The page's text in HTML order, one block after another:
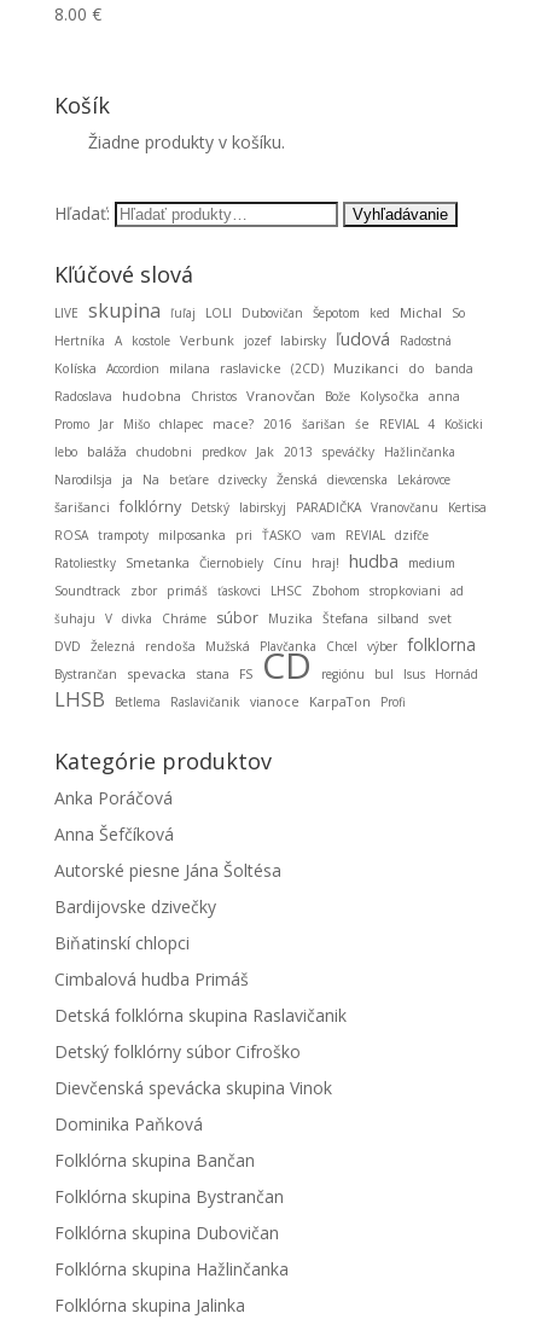
8.00 €
Košík
Žiadne produkty v košíku.
Hľadať:
Kľúčové slová
LIVE skupina ľuľaj LOLI Dubovičan Šepotom ked Michal
So
Hertníka
A kostole Verbunk jozef labirsky ľudová
Radostná
Kolíska
Accordion milana raslavicke (2CD) Muzikanci do
banda
Radoslava
hudobna Christos Vranovčan Bože Kolysočka
anna
Promo
Jar Mišo chlapec mace? 2016 šarišan śe REVIAL 4
Košicki
lebo
baláža chudobni predkov Jak 2013 speváčky
Hažlinčanka
Narodilsja
ja Na beťare dzivecky Ženská dievcenska
Lekárovce
šarišanci
folklórny Detský labirskyj PARADIČKA Vranovčanu
Kertisa
ROSA trampoty milposanka pri ŤASKO vam REVIAL dzifče
Ratoliestky
Smetanka Čiernobiely Cínu hraj! hudba
medium
Soundtrack
zbor primáš ťaskovci LHSC Zbohom stropkoviani
ad
šuhaju
V divka Chráme súbor Muzika Štefana silband
svet
DVD
Železná rendoša Mužská Plavčanka Chcel výber folklorna
Bystrančan spevacka stana FS CD regiónu bul Isus Hornád
LHSB Betlema Raslavičanik vianoce KarpaTon Profi
Kategórie produktov
Anka Poráčová
Anna Šefčíková
Autorské piesne Jána Šoltésa
Bardijovske dzivečky
Biňatinskí chlopci
Cimbalová hudba Primáš
Detská folklórna skupina Raslavičanik
Detský folklórny súbor Cifroško
Dievčenská spevácka skupina Vinok
Dominika Paňková
Folklórna skupina Bančan
Folklórna skupina Bystrančan
Folklórna skupina Dubovičan
Folklórna skupina Hažlinčanka
Folklórna skupina Jalinka